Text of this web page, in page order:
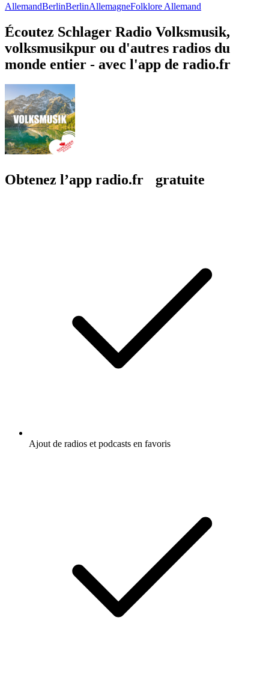
AllemandBerlinBerlinAllemagneFolklore Allemand
Écoutez Schlager Radio Volksmusik,
volksmusikpur ou d'autres radios du
monde entier - avec l'app de radio.fr
Obtenez l’app radio.fr gratuite
Ajout de radios et podcasts en favoris